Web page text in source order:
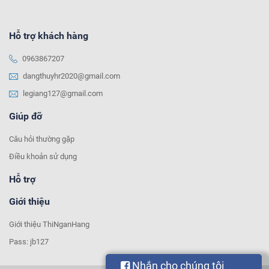
Hỗ trợ khách hàng
0963867207
dangthuyhr2020@gmail.com
legiang127@gmail.com
Giúp đỡ
Câu hỏi thường gặp
Điều khoản sử dụng
Hỗ trợ
Giới thiệu
Giới thiệu ThiNganHang
Pass: jb127
Nhắn cho chúng tôi